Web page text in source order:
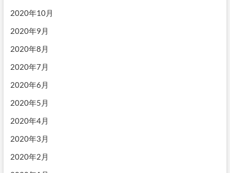
2020年10月
2020年9月
2020年8月
2020年7月
2020年6月
2020年5月
2020年4月
2020年3月
2020年2月